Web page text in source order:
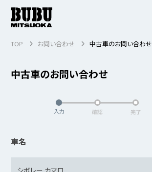
中古車のお問い合わせ
TOP お問い合わせ 中古車のお問い合わせ
入力 確認 完了
車名